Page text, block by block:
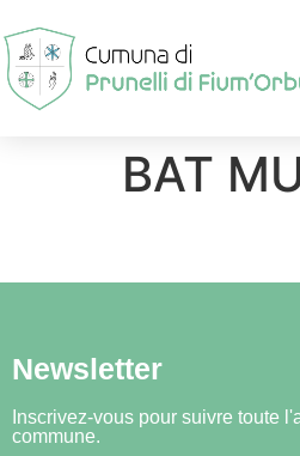
BAT
Newsletter
Inscrivez-vous pour suivre toute
commune.